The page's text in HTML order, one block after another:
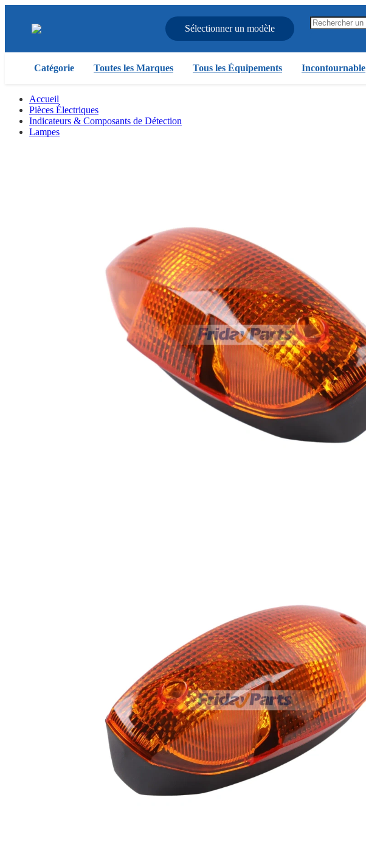
Sélectionner un modèle
Catégorie Toutes les Marques Tous les Équipements Incontournable
Accueil
Pièces Électriques
Indicateurs & Composants de Détection
Lampes